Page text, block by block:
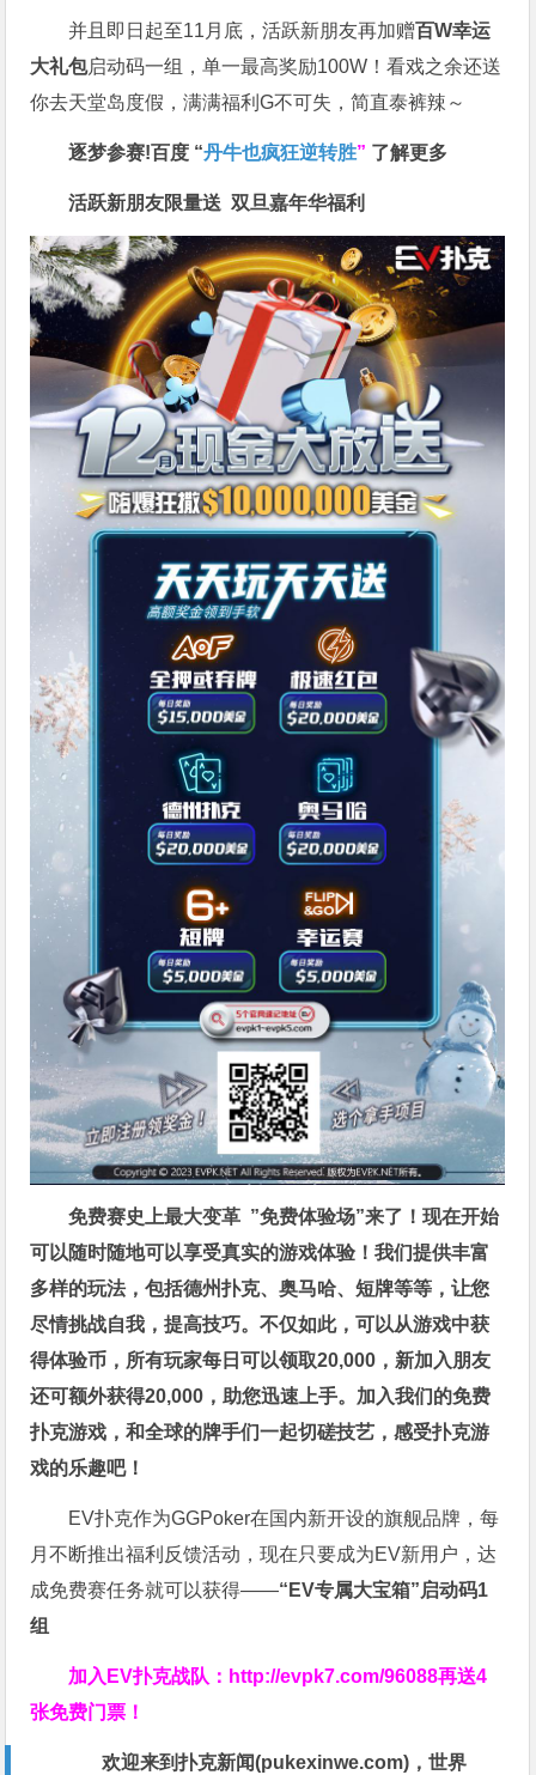
并且即日起至11月底，活跃新朋友再加赠百W幸运
大礼包启动码一组，单一最高奖励100W！看戏之余还送
你去天堂岛度假，满满福利G不可失，简直泰裤辣～
逐梦参赛!百度 “丹牛也疯狂逆转胜” 了解更多
活跃新朋友限量送双旦嘉年华福利
免费赛史上最大变革 ”免费体验场”来了！现在开始
可以随时随地可以享受真实的游戏体验！我们提供丰富
多样的玩法，包括德州扑克、奥马哈、短牌等等，让您
尽情挑战自我，提高技巧。不仅如此， 可以从游戏中获
得体验币，所有玩家每日可以领取20,000，新加入朋友
还可额外获得20,000，助您迅速上手。 加入我们的免费
扑克游戏，和全球的牌手们一起切磋技艺，感受扑克游
戏的乐趣吧！
EV扑克作为GGPoker在国内新开设的旗舰品牌，每
月不断推出福利反馈活动，现在只要成为EV新用户，达
成免费赛任务就可以获得——“EV专属大宝箱”启动码1
组
加入EV扑克战队： http://evpk7.com/96088再送4
张免费门票！
欢迎来到扑克新闻(pukexinwe.com)，世界